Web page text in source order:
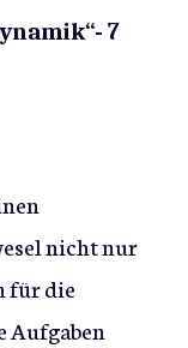
7
nicht nur
für die
Aufgaben